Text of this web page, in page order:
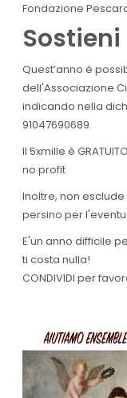
Fondazione
Quest’anno è
dell'Associazione
indicando nella
91047690689.
Il 5xmille è
no profit
Inoltre, non
persino per
E'un anno difficile
ti costa nulla!
CONDIVIDI per